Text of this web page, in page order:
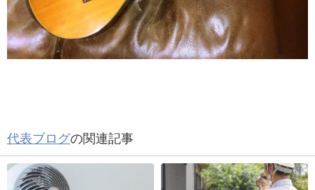
代表ブログの関連記事